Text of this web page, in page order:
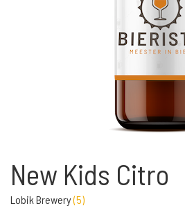
New Kids Citro
Lobik Brewery(5)